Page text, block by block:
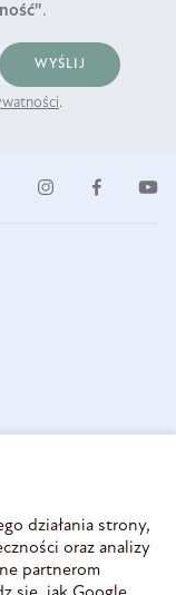
.
WYŚLIJ
.
działania strony,
oraz analizy
partnerom